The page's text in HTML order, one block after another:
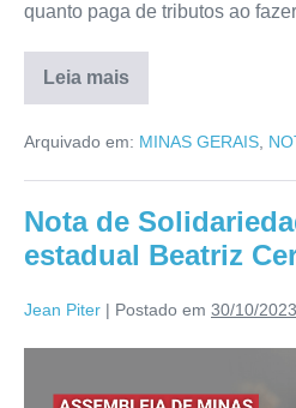
quanto paga de tributos ao
Leia mais
Arquivado em: MINAS GERAIS
Nota de
estadual Beatriz
Jean Piter | Postado em 30/10/2023